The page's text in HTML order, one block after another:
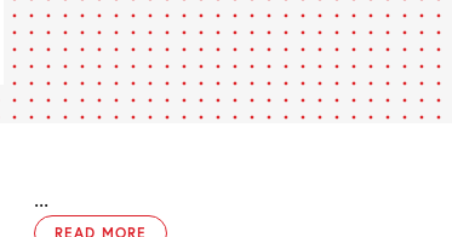
...
READ MORE